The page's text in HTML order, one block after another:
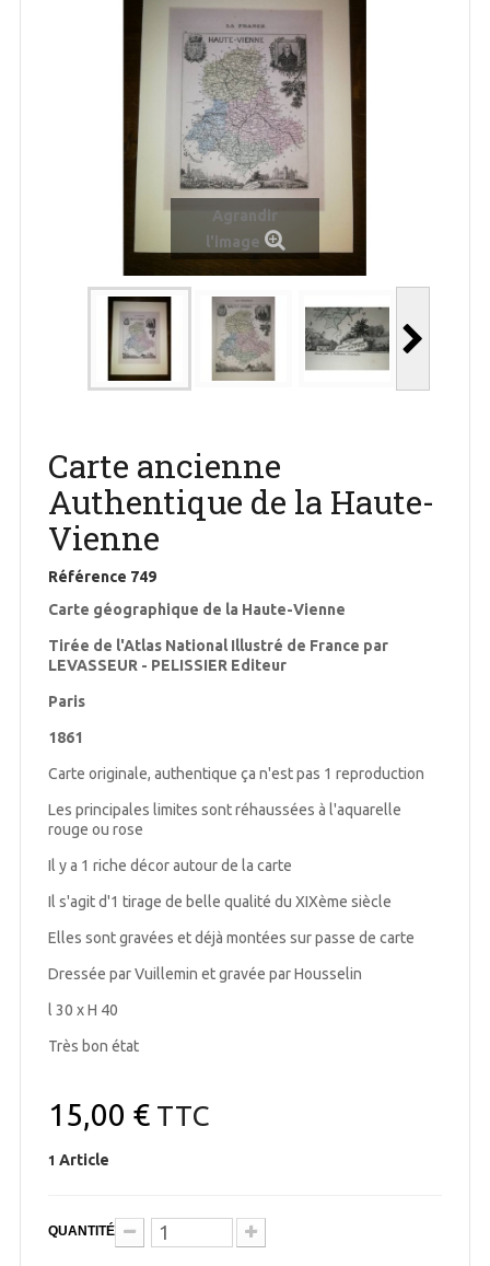
Agrandir
l'image
Carte ancienne
Authentique de la Haute-
Vienne
Référence 749
Carte géographique de la Haute-Vienne
Tirée de l'Atlas National Illustré de France par
LEVASSEUR - PELISSIER Editeur
Paris
1861
Carte originale, authentique ça n'est pas 1 reproduction
Les principales limites sont réhaussées à l'aquarelle
rouge ou rose
Il y a 1 riche décor autour de la carte
Il s'agit d'1 tirage de belle qualité du XIXème siècle
Elles sont gravées et déjà montées sur passe de carte
Dressée par Vuillemin et gravée par Housselin
l 30 x H 40
Très bon état
15,00 €TTC
1 Article
QUANTITÉ